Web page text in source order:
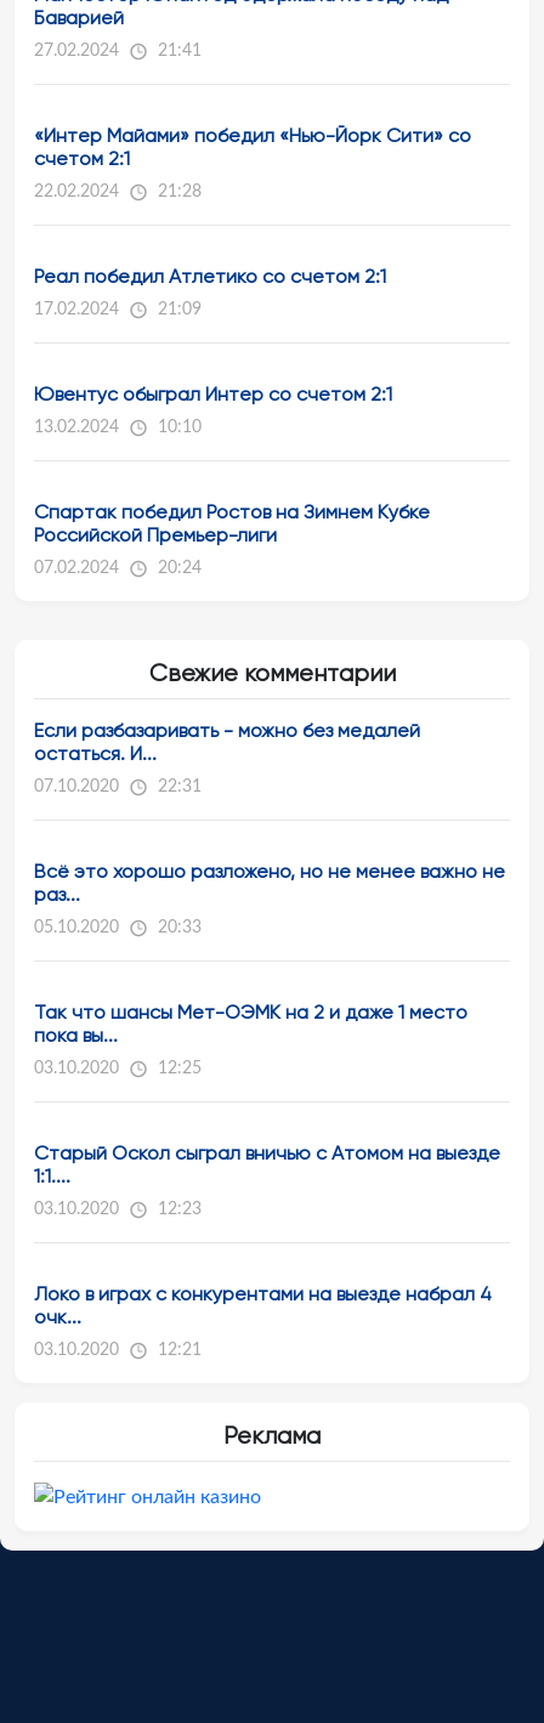
Баварией
27.02.2024 21:41
«Интер Майами» победил «Нью-Йорк Сити» со
счетом 2:1
22.02.2024 21:28
Реал победил Атлетико со счетом 2:1
17.02.2024 21:09
Ювентус обыграл Интер со счетом 2:1
13.02.2024 10:10
Спартак победил Ростов на Зимнем Кубке
Российской Премьер-лиги
07.02.2024 20:24
Свежие комментарии
Если разбазаривать - можно без медалей
остаться. И...
07.10.2020 22:31
Всё это хорошо разложено, но не менее важно не
раз...
05.10.2020 20:33
Так что шансы Мет-ОЭМК на 2 и даже 1 место
пока вы...
03.10.2020 12:25
Старый Оскол сыграл вничью с Атомом на выезде
1:1....
03.10.2020 12:23
Локо в играх с конкурентами на выезде набрал 4
очк...
03.10.2020 12:21
Реклама